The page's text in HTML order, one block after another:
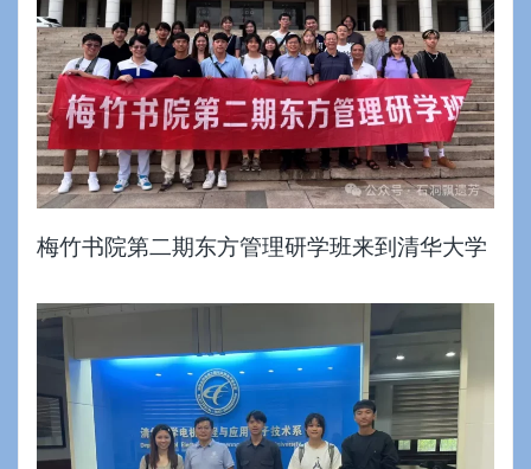
梅竹书院第二期东方管理研学班来到清华大学